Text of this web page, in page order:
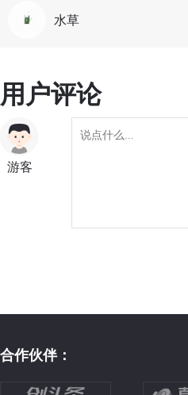
水草
用户评论
游客
合作伙伴：